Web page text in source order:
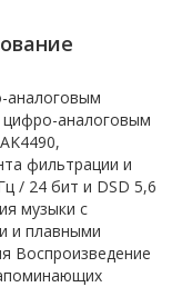
аналоговым
аналоговым
фильтрации и
/ 24 бит и DSD 5,6
музыки с
и плавными
Воспроизведение